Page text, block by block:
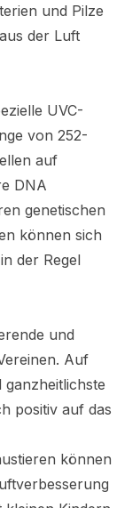
und Pilze
der Luft
UVC-
von 252-
auf
DNA
genetischen
können sich
der Regel
und
Auf
ganzheitlichste
positiv auf das
können